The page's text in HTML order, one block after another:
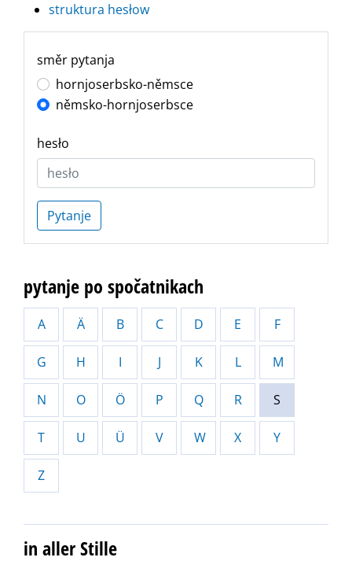
struktura hesłow
směr pytanja
hornjoserbsko-němsce
němsko-hornjoserbsce
hesło
Pytanje
pytanje po spočatnikach
A Ä B C D E F
G H I J K L M
N O Ö P Q R S
T U Ü V W X Y
Z
in aller Stille